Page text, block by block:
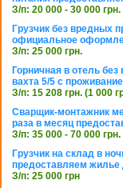
З/п: 20 000 - 30 000 грн.
Грузчик без вредных
официальное
З/п: 25 000 грн.
Горничная в отель
вахта 5/5 с
З/п: 15 208 грн. (1 000
Сварщик-монтажник
раза в месяц
З/п: 35 000 - 70 000 грн.
Грузчик на склад в
предоставляем жилье
З/п: 25 000 грн